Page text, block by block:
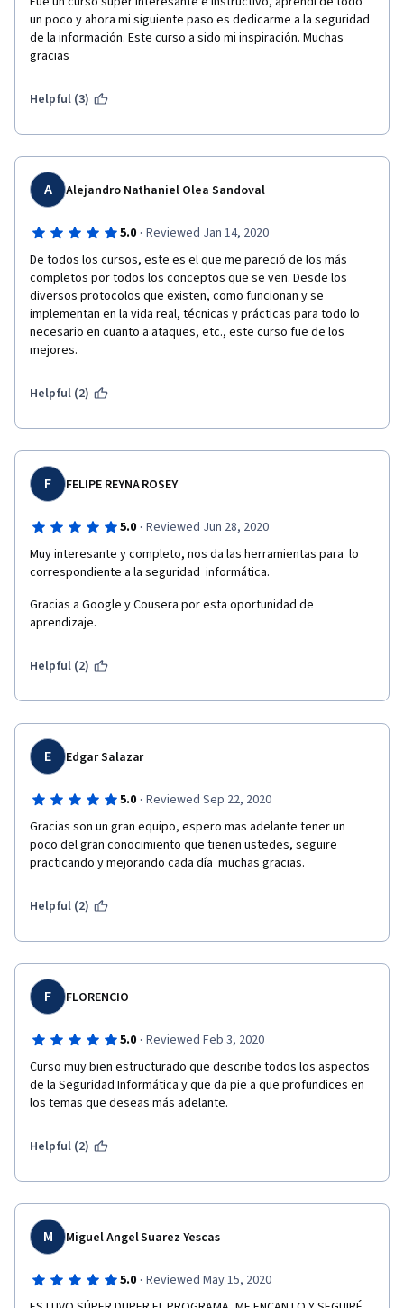
un poco y ahora mi siguiente paso es dedicarme a la seguridad
de la información. Este curso a sido mi inspiración. Muchas
gracias
Helpful (3)
A Alejandro Nathaniel Olea Sandoval
5.0 · Reviewed Jan 14, 2020
De todos los cursos, este es el que me pareció de los más
completos por todos los conceptos que se ven. Desde los
diversos protocolos que existen, como funcionan y se
implementan en la vida real, técnicas y prácticas para todo lo
necesario en cuanto a ataques, etc., este curso fue de los
mejores.
Helpful (2)
F FELIPE REYNA ROSEY
5.0 · Reviewed Jun 28, 2020
Muy interesante y completo, nos da las herramientas para  lo
correspondiente a la seguridad  informática.
Gracias a Google y Cousera por esta oportunidad de
aprendizaje.
Helpful (2)
E Edgar Salazar
5.0 · Reviewed Sep 22, 2020
Gracias son un gran equipo, espero mas adelante tener un
poco del gran conocimiento que tienen ustedes, seguire
practicando y mejorando cada día  muchas gracias.
Helpful (2)
F FLORENCIO
5.0 · Reviewed Feb 3, 2020
Curso muy bien estructurado que describe todos los aspectos
de la Seguridad Informática y que da pie a que profundices en
los temas que deseas más adelante.
Helpful (2)
M Miguel Angel Suarez Yescas
5.0 · Reviewed May 15, 2020